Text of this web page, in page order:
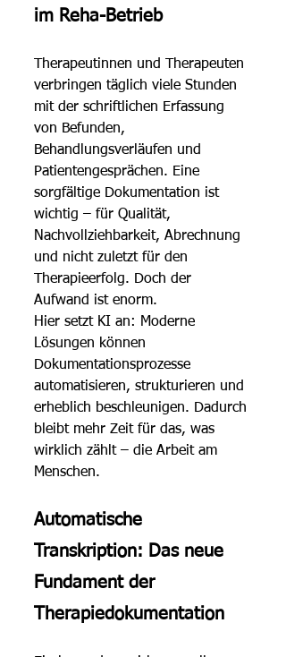
im Reha-Betrieb
Therapeutinnen und Therapeuten
verbringen täglich viele Stunden
mit der schriftlichen Erfassung
von Befunden,
Behandlungsverläufen und
Patientengesprächen. Eine
sorgfältige Dokumentation ist
wichtig – für Qualität,
Nachvollziehbarkeit, Abrechnung
und nicht zuletzt für den
Therapieerfolg. Doch der
Aufwand ist enorm.
Hier setzt KI an: Moderne
Lösungen können
Dokumentationsprozesse
automatisieren, strukturieren und
erheblich beschleunigen. Dadurch
bleibt mehr Zeit für das, was
wirklich zählt – die Arbeit am
Menschen.
Automatische
Transkription: Das neue
Fundament der
Therapiedokumentation